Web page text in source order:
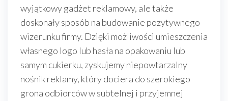
wyjątkowy gadżet reklamowy, ale także
doskonały sposób na budowanie pozytywnego
wizerunku firmy. Dzięki możliwości umieszczenia
własnego logo lub hasła na opakowaniu lub
samym cukierku, zyskujemy niepowtarzalny
nośnik reklamy, który dociera do szerokiego
grona odbiorców w subtelnej i przyjemnej